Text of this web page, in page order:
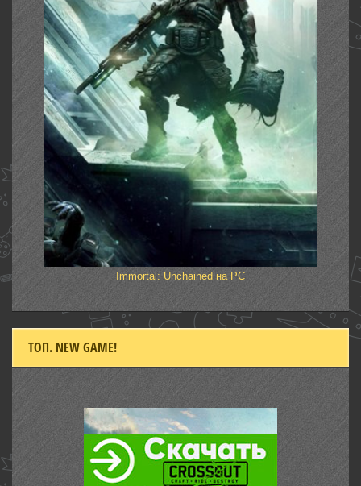
Immortal: Unchained на PC
ТОП. NEW GAME!